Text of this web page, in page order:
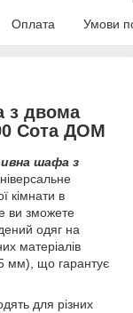
Оплата Умови
з двома
Сота ДОМ
шафа з
кімнати в
ви зможете
одяг на
матеріалів
мм), що гарантує
для різних